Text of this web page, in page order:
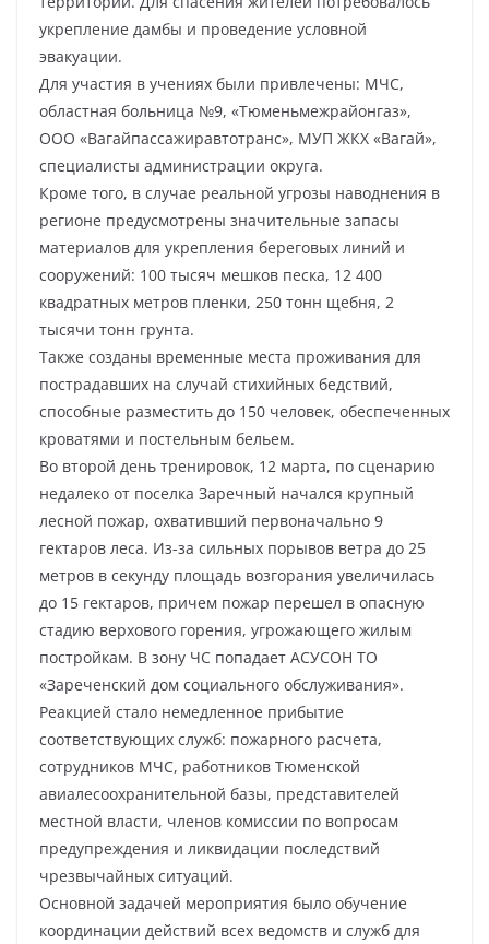
укрепление дамбы и проведение условной
эвакуации.
Для участия в учениях были привлечены: МЧС,
областная больница №9, «Тюменьмежрайонгаз»,
ООО «Вагайпассажиравтотранс», МУП ЖКХ «Вагай»,
специалисты администрации округа.
Кроме того, в случае реальной угрозы наводнения в
регионе предусмотрены значительные запасы
материалов для укрепления береговых линий и
сооружений: 100 тысяч мешков песка, 12 400
квадратных метров пленки, 250 тонн щебня, 2
тысячи тонн грунта.
Также созданы временные места проживания для
пострадавших на случай стихийных бедствий,
способные разместить до 150 человек, обеспеченных
кроватями и постельным бельем.
Во второй день тренировок, 12 марта, по сценарию
недалеко от поселка Заречный начался крупный
лесной пожар, охвативший первоначально 9
гектаров леса. Из-за сильных порывов ветра до 25
метров в секунду площадь возгорания увеличилась
до 15 гектаров, причем пожар перешел в опасную
стадию верхового горения, угрожающего жилым
постройкам. В зону ЧС попадает АСУСОН ТО
«Зареченский дом социального обслуживания».
Реакцией стало немедленное прибытие
соответствующих служб: пожарного расчета,
сотрудников МЧС, работников Тюменской
авиалесоохранительной базы, представителей
местной власти, членов комиссии по вопросам
предупреждения и ликвидации последствий
чрезвычайных ситуаций.
Основной задачей мероприятия было обучение
координации действий всех ведомств и служб для